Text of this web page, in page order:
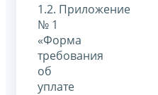
1.2. Приложение
№ 1
«Форма
требования
об
уплате